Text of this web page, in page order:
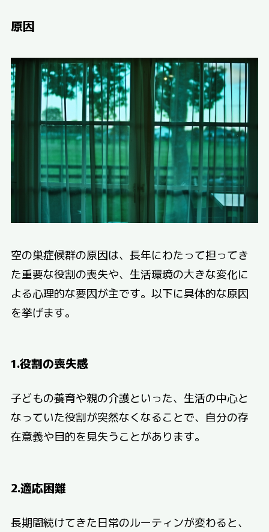
原因
空の巣症候群の原因は、長年にわたって担ってき
た重要な役割の喪失や、生活環境の大きな変化に
よる心理的な要因が主です。以下に具体的な原因
を挙げます。
1.役割の喪失感
子どもの養育や親の介護といった、生活の中心と
なっていた役割が突然なくなることで、自分の存
在意義や目的を見失うことがあります。
2.適応困難
長期間続けてきた日常のルーティンが変わると、